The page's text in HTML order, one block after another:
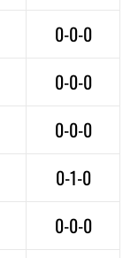
0-0-0
0-0-0
0-0-0
0-1-0
0-0-0